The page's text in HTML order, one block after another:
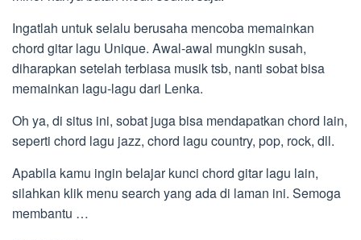
Ingatlah untuk selalu berusaha mencoba memainkan
chord gitar lagu Unique. Awal-awal mungkin susah,
diharapkan setelah terbiasa musik tsb, nanti sobat bisa
memainkan lagu-lagu dari Lenka.
Oh ya, di situs ini, sobat juga bisa mendapatkan chord lain,
seperti chord lagu jazz, chord lagu country, pop, rock, dll.
Apabila kamu ingin belajar kunci chord gitar lagu lain,
silahkan klik menu search yang ada di laman ini. Semoga
membantu …